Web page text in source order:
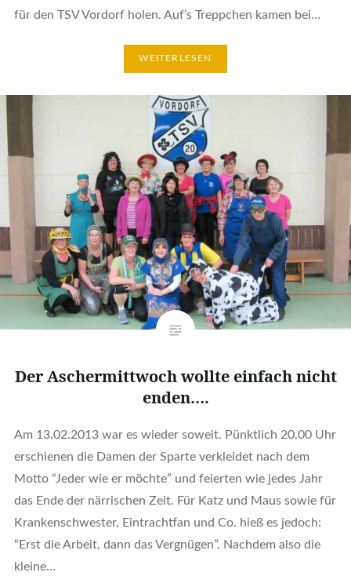
für den TSV Vordorf holen. Auf’s Treppchen kamen bei…
WEITERLESEN
Der Aschermittwoch wollte einfach nicht
enden….
Am 13.02.2013 war es wieder soweit. Pünktlich 20.00 Uhr
erschienen die Damen der Sparte verkleidet nach dem
Motto “Jeder wie er möchte” und feierten wie jedes Jahr
das Ende der närrischen Zeit. Für Katz und Maus sowie für
Krankenschwester, Eintrachtfan und Co. hieß es jedoch:
“Erst die Arbeit, dann das Vergnügen”. Nachdem also die
kleine…